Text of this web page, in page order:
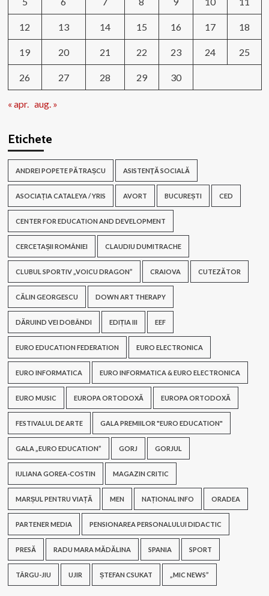
12 13 14 15 16 17 18
19 20 21 22 23 24 25
26 27 28 29 30
« apr. aug. »
Etichete
ANDREI POPETE PĂTRAȘCU ASISTENŢĂ SOCIALĂ
ASOCIAȚIA CATALEYA / YRIS AVORT BUCUREȘTI CED
CENTER FOR EDUCATION AND DEVELOPMENT
CERCETAȘII ROMÂNIEI CLAUDIU DUMITRACHE
CLUBUL SPORTIV „VOICU DRAGON” CRAIOVA CUTEZĂTOR
CĂLIN GEORGESCU DOWN ART THERAPY
DĂRUIND VEI DOBÂNDI EDIȚIA III EEF
EURO EDUCATION FEDERATION EURO ELECTRONICA
EURO INFORMATICA EURO INFORMATICA & EURO ELECTRONICA
EURO MUSIC EUROPA ORTODOXĂ EUROPA ORTODOXĂ
FESTIVALUL DE ARTE GALA PREMIILOR "EURO EDUCATION"
GALA „EURO EDUCATION” GORJ GORJUL
IULIANA GOREA-COSTIN MAGAZIN CRITIC
MARȘUL PENTRU VIAȚĂ MEN NAȚIONAL INFO ORADEA
PARTENER MEDIA PENSIONAREA PERSONALULUI DIDACTIC
PRESĂ RADU MARA MĂDĂLINA SPANIA SPORT
TÂRGU-JIU UJIR ȘTEFAN CSUKAT „MIC NEWS”